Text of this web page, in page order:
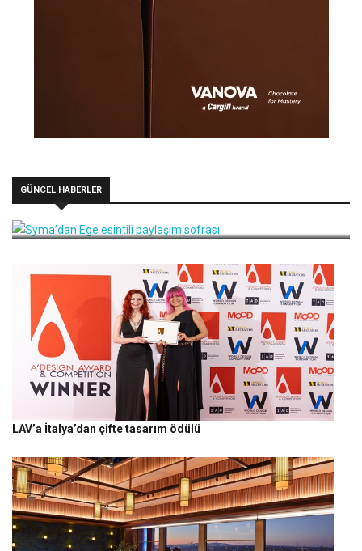
GÜNCEL HABERLER
Syma’dan Ege esintili paylaşım sofrası
LAV’a İtalya’dan çifte tasarım ödülü